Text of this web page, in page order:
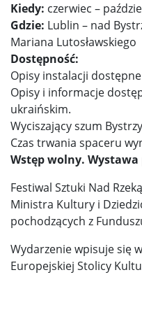
Kiedy: czerwiec –
Gdzie: Lublin – nad
Mariana Lutosławskiego
Dostępność:
Opisy instalacji
Opisy i informacje
ukraińskim.
Wyciszający szum
Czas trwania spaceru
Wstęp wolny.
Festiwal Sztuki Nad
Ministra Kultury i
pochodzących z
Wydarzenie wpisuje się
Europejskiej Stolicy